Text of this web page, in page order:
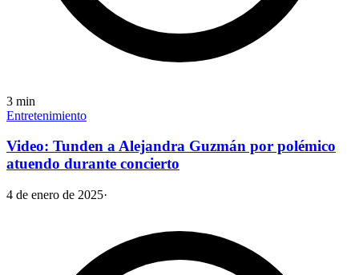
3 min
Entretenimiento
Video: Tunden a Alejandra Guzmán por polémico
atuendo durante concierto
4 de enero de 2025·